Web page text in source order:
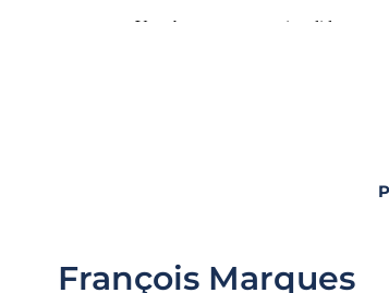
François Marques